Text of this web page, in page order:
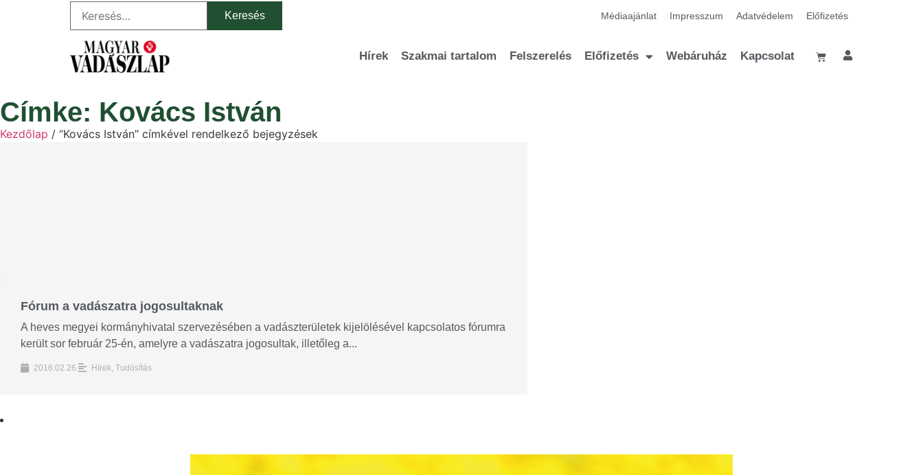
Médiaajánlat Impresszum Adatvédelem Előfizetés
Hírek Szakmai tartalom Felszerelés Előfizetés Webáruház Kapcsolat
Címke: Kovács István
Kezdőlap / “Kovács István” címkével rendelkező bejegyzések
Fórum a vadászatra jogosultaknak
A heves megyei kormányhivatal szervezésében a vadászterületek kijelölésével kapcsolatos fórumra
került sor február 25-én, amelyre a vadászatra jogosultak, illetőleg a...
2016.02.26. Hírek, Tudósítás